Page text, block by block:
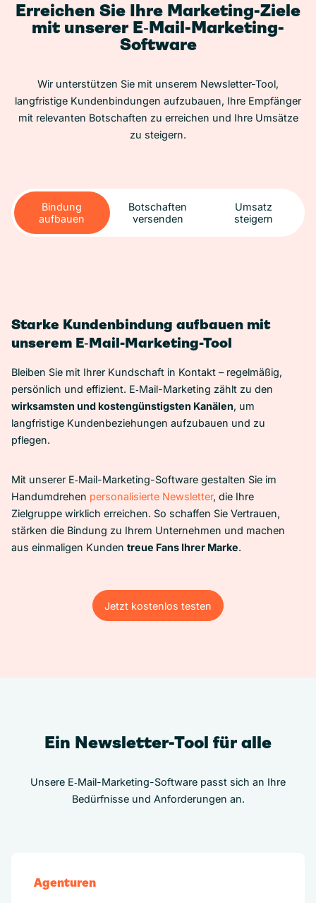
Erreichen Sie Ihre Marketing-Ziele
mit unserer E‑Mail-Marketing-
Software
Wir unterstützen Sie mit unserem Newsletter-Tool,
langfristige Kundenbindungen aufzubauen, Ihre Empfänger
mit relevanten Botschaften zu erreichen und Ihre Umsätze
zu steigern.
Bindung
aufbauen
Botschaften
versenden
Umsatz
steigern
Starke Kundenbindung aufbauen mit
unserem E‑Mail-Marketing-Tool
Bleiben Sie mit Ihrer Kundschaft in Kontakt – regelmäßig,
persönlich und effizient. E‑Mail-Marketing zählt zu den
wirksamsten und kostengünstigsten Kanälen, um
langfristige Kundenbeziehungen aufzubauen und zu
pflegen.
Mit unserer E‑Mail-Marketing-Software gestalten Sie im
Handumdrehen personalisierte Newsletter, die Ihre
Zielgruppe wirklich erreichen. So schaffen Sie Vertrauen,
stärken die Bindung zu Ihrem Unternehmen und machen
aus einmaligen Kunden treue Fans Ihrer Marke.
Jetzt kostenlos testen
Jetzt kostenlos testen
Ein Newsletter-Tool für alle
Unsere E‑Mail-Marketing-Software passt sich an Ihre
Bedürfnisse und Anforderungen an.
Agenturen